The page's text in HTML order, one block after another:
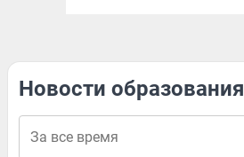
Новости образования